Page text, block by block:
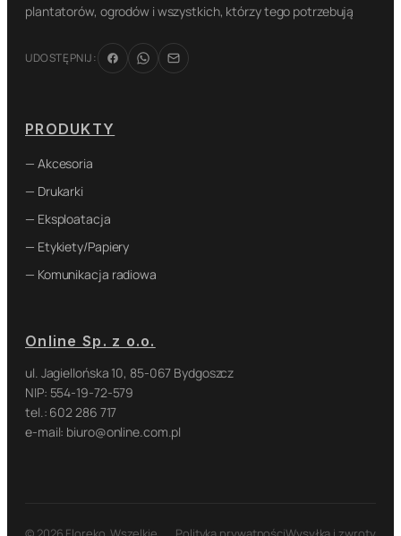
plantatorów, ogrodów i wszystkich, którzy tego potrzebują
UDOSTĘPNIJ:
PRODUKTY
— Akcesoria
— Drukarki
— Eksploatacja
— Etykiety/Papiery
— Komunikacja radiowa
Online Sp. z o.o.
ul. Jagiellońska 10, 85-067 Bydgoszcz
NIP: 554-19-72-579
tel.: 602 286 717
e-mail: biuro@online.com.pl